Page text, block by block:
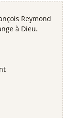
Reymond
à Dieu.